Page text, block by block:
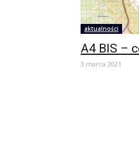
aktualności
A4 BIS –
3 marca 2021